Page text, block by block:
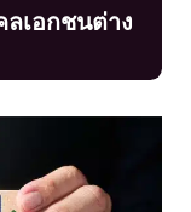
เอกชนต่าง